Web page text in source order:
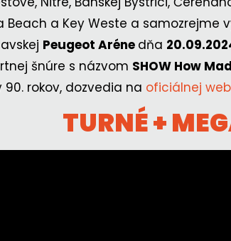
Beach a Key Weste a samozrejme
Peugeot Aréne dňa
šnúre s názvom SHOW How
90. rokov, dozvedia na oficiálnej
TURNÉ +